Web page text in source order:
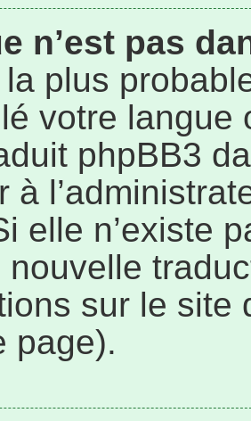
n’est pas
plus
votre langue
phpBB3
à
elle n’existe
nouvelle
sur le
page).